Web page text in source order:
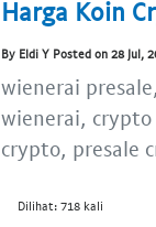
Harga Koin
By Eldi Y Posted on 28 Jul,
wienerai
wienerai,
crypto, presale
Dilihat: 718 kali